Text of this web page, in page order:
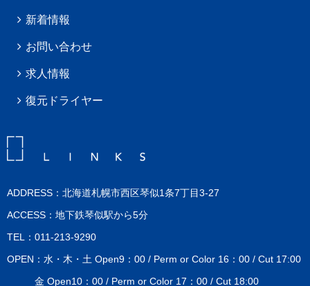
新着情報
お問い合わせ
求人情報
復元ドライヤー
ADDRESS：北海道札幌市西区琴似1条7丁目3-27
ACCESS：地下鉄琴似駅から5分
TEL：011-213-9290
OPEN：水・木・土 Open9：00 / Perm or Color 16：00 / Cut 17:00
金 Open10：00 / Perm or Color 17：00 / Cut 18:00